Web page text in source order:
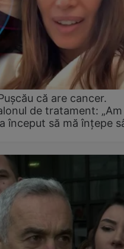
că are cancer.
de tratament:
început să mă înțepe